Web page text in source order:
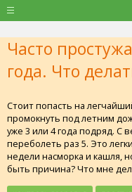
Часто
года. Что
Стоит попасть на
промокнуть под летним
уже 3 или 4 года подряд. С
переболеть раз 5. Это
недели насморка и кашля,
быть причина? Что мне